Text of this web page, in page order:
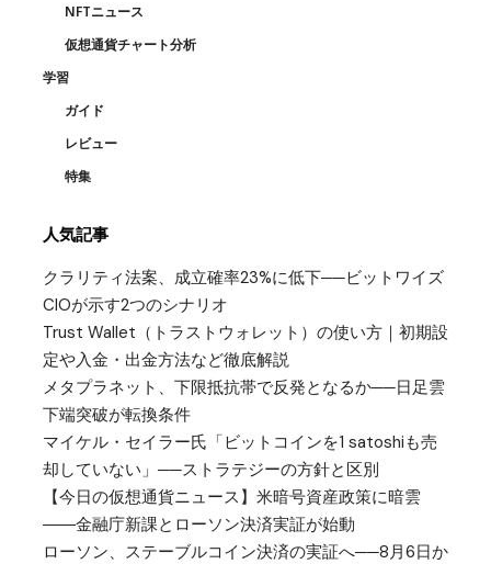
NFTニュース
仮想通貨チャート分析
学習
ガイド
レビュー
特集
人気記事
クラリティ法案、成立確率23%に低下──ビットワイズ
CIOが示す2つのシナリオ
Trust Wallet（トラストウォレット）の使い方｜初期設
定や入金・出金方法など徹底解説
メタプラネット、下限抵抗帯で反発となるか──日足雲
下端突破が転換条件
マイケル・セイラー氏「ビットコインを1 satoshiも売
却していない」──ストラテジーの方針と区別
【今日の仮想通貨ニュース】米暗号資産政策に暗雲
――金融庁新課とローソン決済実証が始動
ローソン、ステーブルコイン決済の実証へ──8月6日か